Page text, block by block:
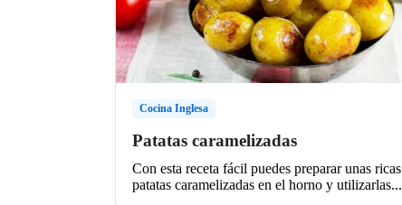
Cocina Inglesa
Patatas caramelizadas
Con esta receta fácil puedes preparar unas ricas
patatas caramelizadas en el horno y utilizarlas...